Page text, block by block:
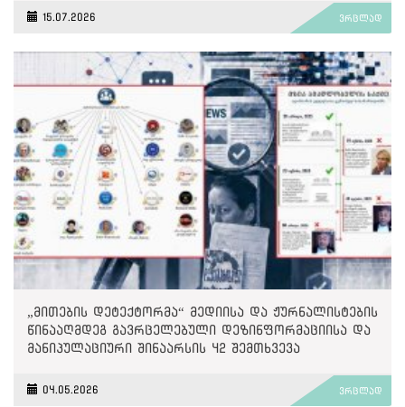
15.07.2026 ვრცლად
„მითების დეტექტორმა“ მედიისა და ჟურნალისტების
წინააღმდეგ გავრცელებული დეზინფორმაციისა და
მანიპულაციური შინაარსის 42 შემთხვევა
04.05.2026 ვრცლად